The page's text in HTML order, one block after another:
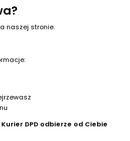
naszej stronie.
DPD odbierze od Ciebie